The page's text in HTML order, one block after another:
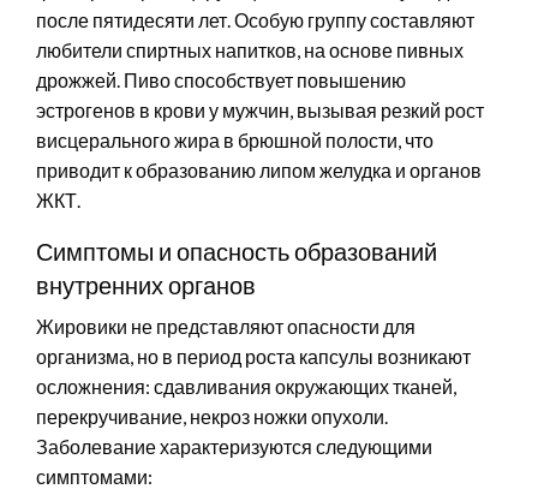
после пятидесяти лет. Особую группу составляют
любители спиртных напитков, на основе пивных
дрожжей. Пиво способствует повышению
эстрогенов в крови у мужчин, вызывая резкий рост
висцерального жира в брюшной полости, что
приводит к образованию липом желудка и органов
ЖКТ.
Симптомы и опасность образований
внутренних органов
Жировики не представляют опасности для
организма, но в период роста капсулы возникают
осложнения: сдавливания окружающих тканей,
перекручивание, некроз ножки опухоли.
Заболевание характеризуются следующими
симптомами: